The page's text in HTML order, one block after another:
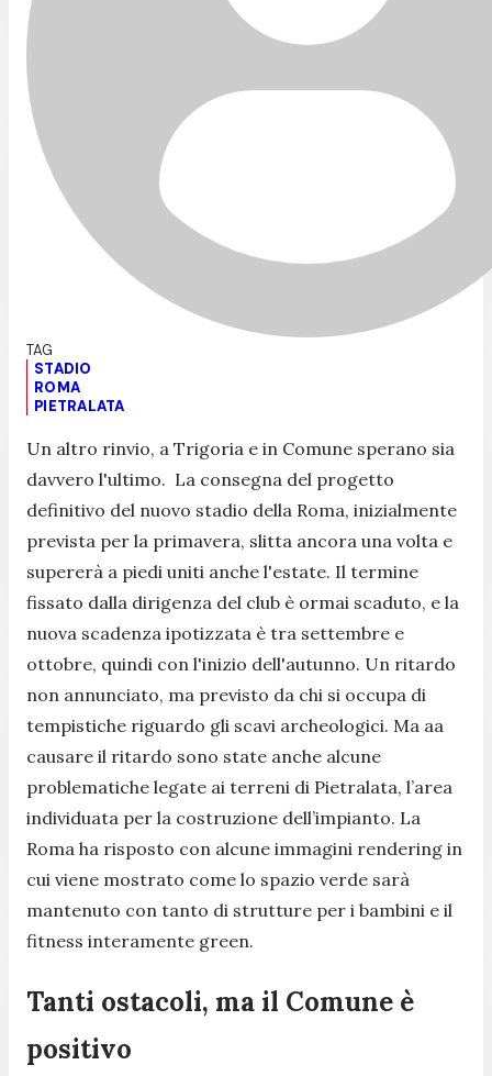
STADIO
ROMA
PIETRALATA
Un altro rinvio, a Trigoria e in Comune sperano sia
davvero l'ultimo. La consegna del progetto
definitivo del nuovo stadio della Roma, inizialmente
prevista per la primavera, slitta ancora una volta e
supererà a piedi uniti anche l'estate. Il termine
fissato dalla dirigenza del club è ormai scaduto, e la
nuova scadenza ipotizzata è tra settembre e
ottobre, quindi con l'inizio dell'autunno. Un ritardo
non annunciato, ma previsto da chi si occupa di
tempistiche riguardo gli scavi archeologici. Ma aa
causare il ritardo sono state anche alcune
problematiche legate ai terreni di Pietralata, l’area
individuata per la costruzione dell’impianto. La
Roma ha risposto con alcune immagini rendering in
cui viene mostrato come lo spazio verde sarà
mantenuto con tanto di strutture per i bambini e il
fitness interamente green.
Tanti ostacoli, ma il Comune è
positivo